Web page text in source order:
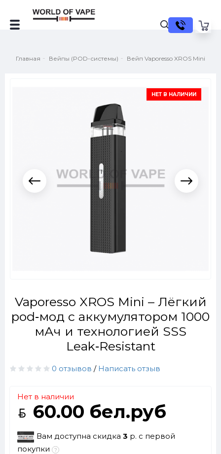
Главная Вейпы (POD-системы) Вейп Vaporesso XROS Mini
НЕТ В НАЛИЧИИ
Vaporesso XROS Mini – Лёгкий
pod‑мод с аккумулятором 1000
мАч и технологией SSS
Leak‑Resistant
0 отзывов / Написать отзыв
Нет в наличии
60.00 бел.руб
Вам доступна скидка 3 р. с первой
покупки